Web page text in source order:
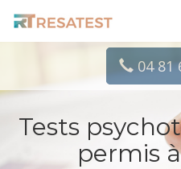
04 81
Tests
permis